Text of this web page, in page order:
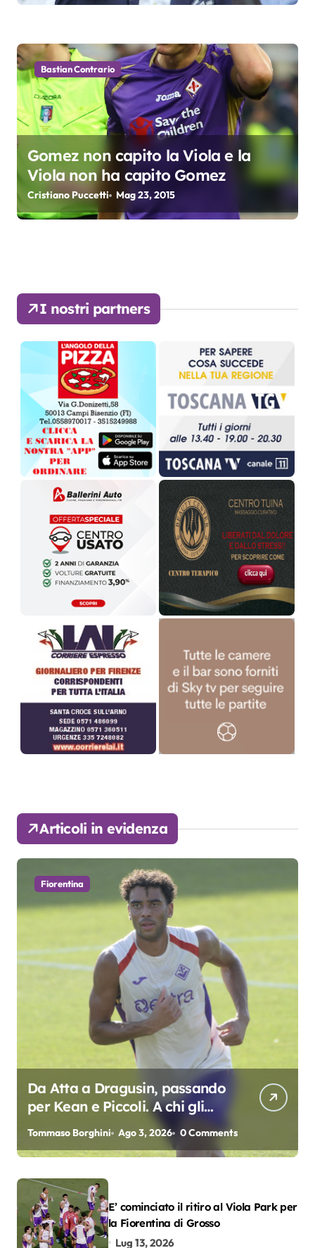
Bastian Contrario
Gomez non capito la Viola e la
Viola non ha capito Gomez
Cristiano Puccetti Mag 23, 2015
I nostri partners
Articoli in evidenza
Fiorentina
Da Atta a Dragusin, passando
per Kean e Piccoli. A chi gli
oscar del precampionato?
Tommaso Borghini Ago 3, 2026 0 Comments
E’ cominciato il ritiro al Viola Park per
la Fiorentina di Grosso
Lug 13, 2026